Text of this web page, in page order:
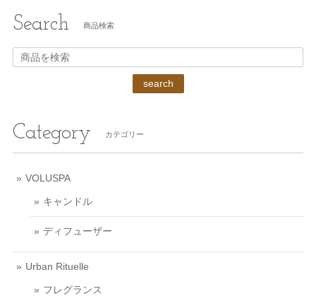
Search 商品検索
search
Category カテゴリー
VOLUSPA
キャンドル
ディフューザー
Urban Rituelle
フレグランス